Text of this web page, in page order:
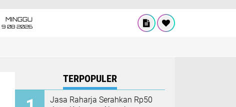
MINGGU
9 08 2026
TERPOPULER
Jasa Raharja Serahkan Rp50